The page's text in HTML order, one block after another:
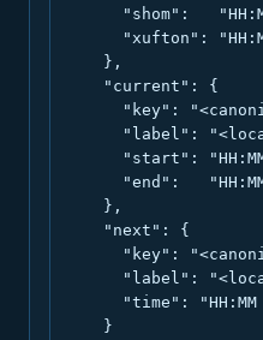
"shom":
"xufton":
    },
    "current": {
"key":
"label":
"start":
"end":
    },
    "next": {
"key":
"label":
"time": "HH:MM
    }